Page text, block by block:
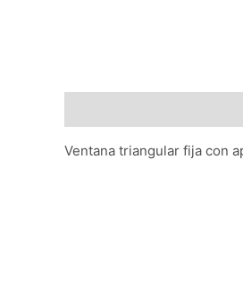
Ventana triangular fija con